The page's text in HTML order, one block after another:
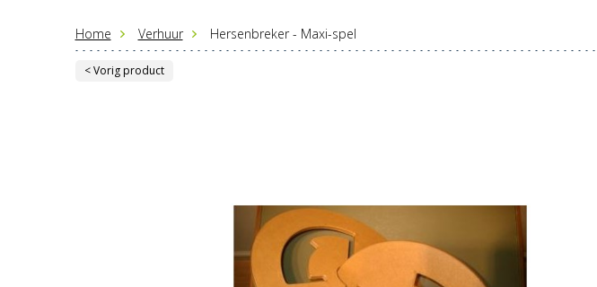
Home Verhuur Hersenbreker - Maxi-spel
< Vorig product